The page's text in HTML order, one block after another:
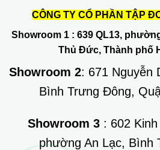
CÔNG TY CỔ PHẦN TẬP
Showroom 1: 639 QL13,
Thủ Đức, Thành phố
Showroom 2: 671 Nguyễn
Bình Trưng Đông,
Showroom 3: 602
phường An Lạc, Bình